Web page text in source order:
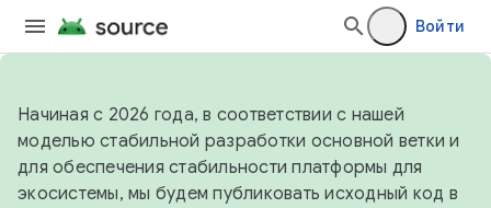
Войти
Начиная с 2026 года, в соответствии с нашей
моделью стабильной разработки основной ветки и
для обеспечения стабильности платформы для
экосистемы, мы будем публиковать исходный код в